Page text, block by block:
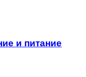
и питание